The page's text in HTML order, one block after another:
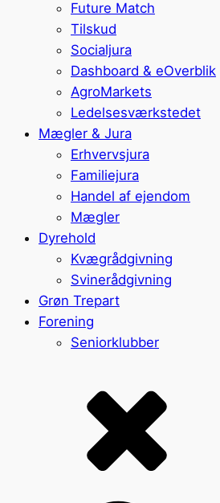
Future Match
Tilskud
Socialjura
Dashboard & eOverblik
AgroMarkets
Ledelsesværkstedet
Mægler & Jura
Erhvervsjura
Familiejura
Handel af ejendom
Mægler
Dyrehold
Kvægrådgivning
Svinerådgivning
Grøn Trepart
Forening
Seniorklubber